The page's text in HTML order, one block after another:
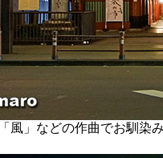
風」などの作曲でお馴染